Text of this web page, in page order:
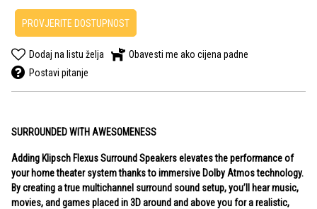
PROVJERITE DOSTUPNOST
Dodaj na listu želja
Obavesti me ako cijena padne
Postavi pitanje
SURROUNDED WITH AWESOMENESS
Adding Klipsch Flexus Surround Speakers elevates the performance of
your home theater system thanks to immersive Dolby Atmos technology.
By creating a true multichannel surround sound setup, you’ll hear music,
movies, and games placed in 3D around and above you for a realistic,